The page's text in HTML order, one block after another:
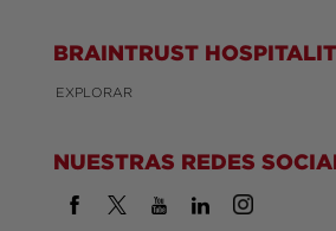
BRAINTRUST
EXPLORAR
NUESTRAS REDES